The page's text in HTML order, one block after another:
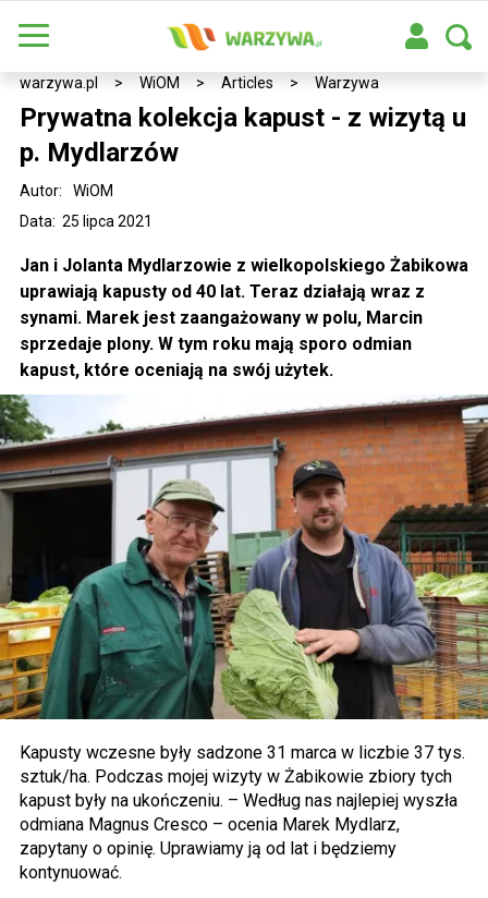
warzywa.pl > WiOM > Articles > Warzywa
Prywatna kolekcja kapust - z wizytą u
p. Mydlarzów
Data: 25 lipca 2021
Autor: WiOM
Jan i Jolanta Mydlarzowie z wielkopolskiego Żabikowa
uprawiają kapusty od 40 lat. Teraz działają wraz z
synami. Marek jest zaangażowany w polu, Marcin
sprzedaje plony. W tym roku mają sporo odmian
kapust, które oceniają na swój użytek.
Kapusty wczesne były sadzone 31 marca w liczbie 37 tys.
sztuk/ha. Podczas mojej wizyty w Żabikowie zbiory tych
kapust były na ukończeniu. – Według nas najlepiej wyszła
odmiana Magnus Cresco – ocenia Marek Mydlarz,
zapytany o opinię. Uprawiamy ją od lat i będziemy
kontynuować.